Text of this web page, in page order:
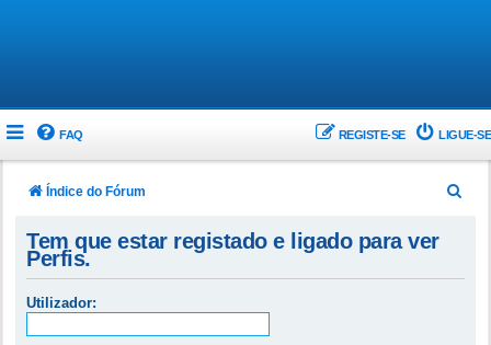
FAQ LIGUE-SE
REGISTE-SE
Índice do Fórum
q
Tem que estar registado e ligado para ver
Perfis.
Utilizador: